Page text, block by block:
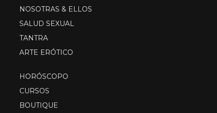
NOSOTRAS & ELLOS
SALUD SEXUAL
TANTRA
ARTE ERÓTICO
HORÓSCOPO
CURSOS
BOUTIQUE